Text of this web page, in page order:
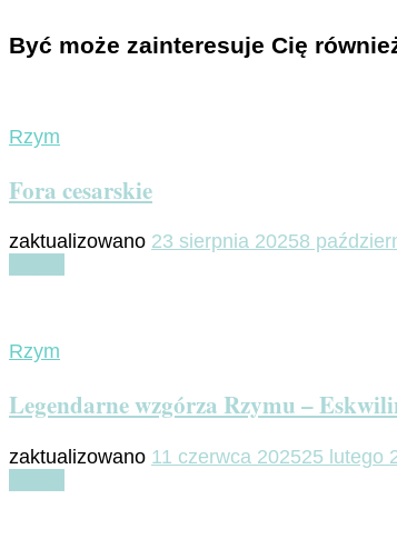
Być może zainteresuje Cię
Rzym
Fora cesarskie
zaktualizowano 23 sierpnia 20258
Rzym
Legendarne wzgórza Rzymu –
zaktualizowano 11 czerwca 202525 lutego